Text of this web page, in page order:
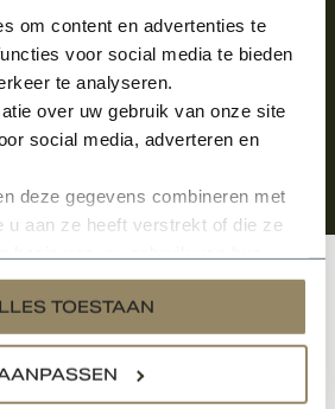
om content en advertenties te
voor social media te bieden
te analyseren.
over uw gebruik van onze site
social media, adverteren en
deze gegevens combineren met
u aan ze heeft verstrekt of die ze
TOESTAAN